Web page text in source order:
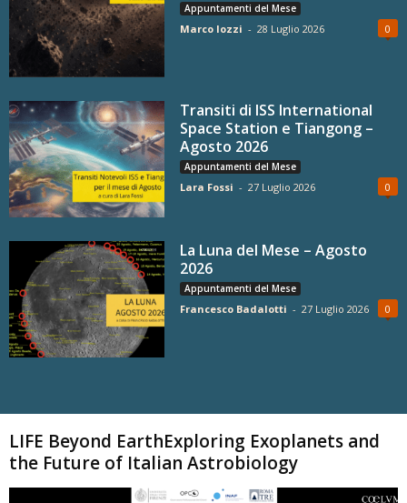
Appuntamenti del Mese
Marco Iozzi - 28 Luglio 2026 0
Transiti di ISS International
Space Station e Tiangong –
Agosto 2026
Appuntamenti del Mese
Lara Fossi - 27 Luglio 2026 0
La Luna del Mese – Agosto
2026
Appuntamenti del Mese
Francesco Badalotti - 27 Luglio 2026 0
LIFE Beyond EarthExploring Exoplanets and
the Future of Italian Astrobiology